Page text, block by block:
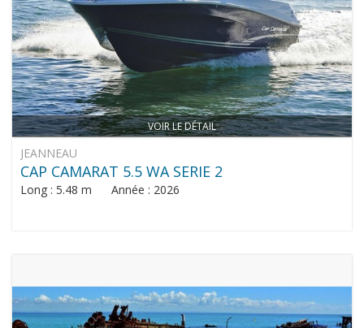
VOIR LE DÉTAIL
JEANNEAU
CAP CAMARAT 5.5 WA SERIE 2
Long : 5.48 m Année : 2026